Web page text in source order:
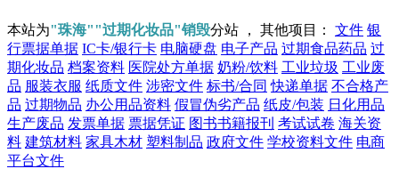
本站为"珠海""过期化妆品"销毁分站 ， 其他项目： 文件 银
行票据单据 IC卡/银行卡 电脑硬盘 电子产品 过期食品药品 过
期化妆品 档案资料 医院处方单据 奶粉/饮料 工业垃圾 工业废
品 服装衣服 纸质文件 涉密文件 标书/合同 快递单据 不合格产
品 过期物品 办公用品资料 假冒伪劣产品 纸皮/包装 日化用品
生产废品 发票单据 票据凭证 图书书籍报刊 考试试卷 海关资
料 建筑材料 家具木材 塑料制品 政府文件 学校资料文件 电商
平台文件